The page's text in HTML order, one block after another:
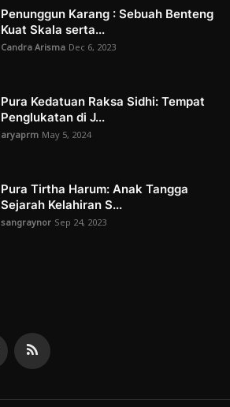
Penunggun Karang : Sebuah Benteng
Kuat Skala serta...
Candra Arisma Dec 6, 2023
Pura Kedatuan Raksa Sidhi: Tempat
Penglukatan di J...
aryaprm May 5, 2024
Pura Tirtha Harum: Anak Tangga
Sejarah Kelahiran S...
sangraynor Sep 24, 2023